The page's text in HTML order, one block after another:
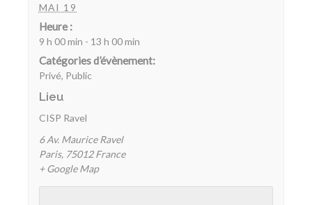
MAI 19
Heure :
9 h 00 min - 13 h 00 min
Catégories d’évènement:
Privé, Public
Lieu
CISP Ravel
6 Av. Maurice Ravel
Paris, 75012 France
+ Google Map